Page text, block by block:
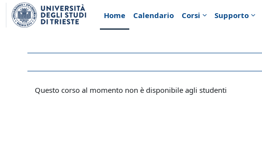
Vai al contenuto principale
Home
Calendario Corsi Supporto
Questo corso al momento non è disponibile agli studenti